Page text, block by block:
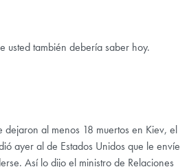
usted también debería saber hoy.
dejaron al menos 18 muertos en Kiev, el
ayer al de Estados Unidos que le envíe
Así lo dijo el ministro de Relaciones